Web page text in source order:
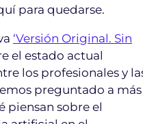
para quedarse.
‘Versión Original. Sin
el estado actual
los profesionales y
preguntado a más
piensan sobre el